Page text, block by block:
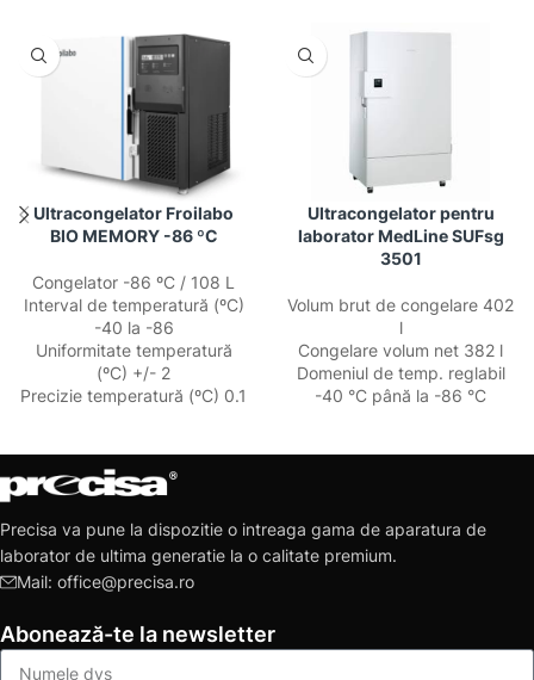
Ultracongelator Froilabo
BIO MEMORY -86 ºC
Congelator -86 ºC / 108 L
Interval de temperatură (ºC)
-40 la -86
Uniformitate temperatură
(ºC) +/- 2
Precizie temperatură (ºC) 0.1
Ultracongelator pentru
laborator MedLine SUFsg
3501
Volum brut de congelare 402
l
Congelare volum net 382 l
Domeniul de temp. reglabil
-40 °C până la -86 °C
Precisa va pune la dispozitie o intreaga gama de aparatura de
laborator de ultima generatie la o calitate premium.
Mail: office@precisa.ro
Abonează-te la newsletter